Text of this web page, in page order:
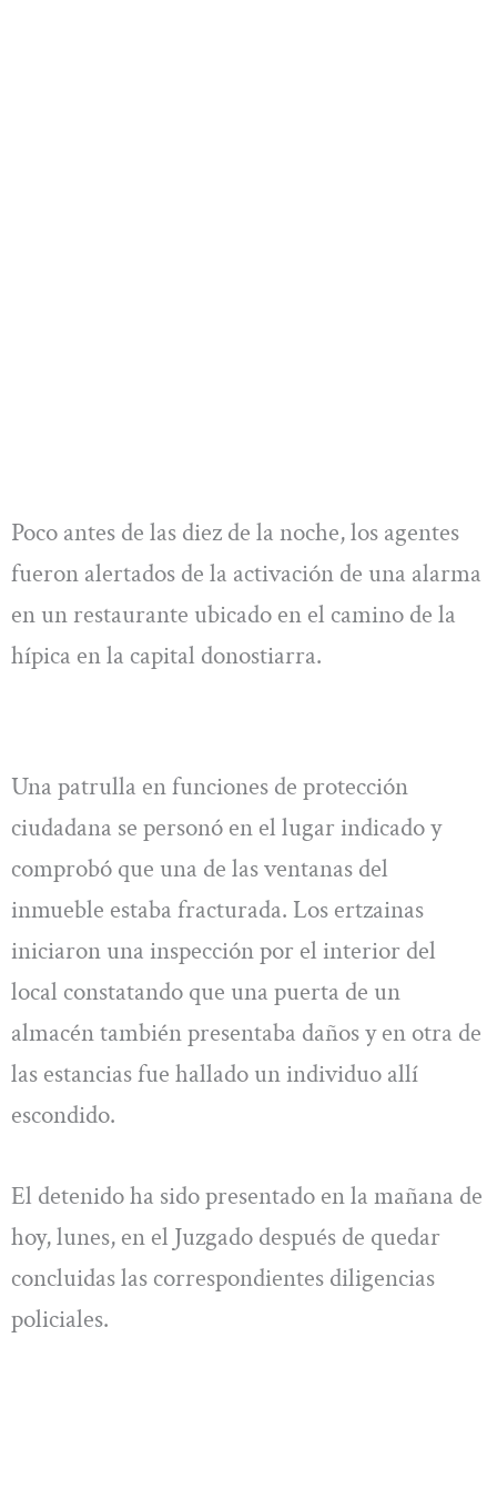
Poco antes de las diez de la noche, los agentes
fueron alertados de la activación de una alarma
en un restaurante ubicado en el camino de la
hípica en la capital donostiarra.
Una patrulla en funciones de protección
ciudadana se personó en el lugar indicado y
comprobó que una de las ventanas del
inmueble estaba fracturada. Los ertzainas
iniciaron una inspección por el interior del
local constatando que una puerta de un
almacén también presentaba daños y en otra de
las estancias fue hallado un individuo allí
escondido.
El detenido ha sido presentado en la mañana de
hoy, lunes, en el Juzgado después de quedar
concluidas las correspondientes diligencias
policiales.